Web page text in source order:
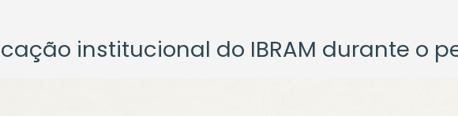
institucional do IBRAM durante o